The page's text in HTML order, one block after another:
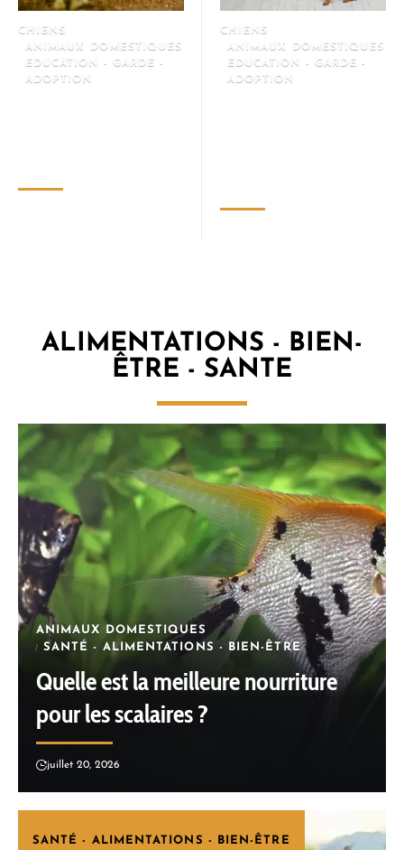
CHIENS
ANIMAUX DOMESTIQUES
EDUCATION - GARDE -
ADOPTION
CHIENS
ANIMAUX DOMESTIQUES
EDUCATION - GARDE -
ADOPTION
ALIMENTATIONS - BIEN-
ÊTRE - SANTE
ANIMAUX DOMESTIQUES
SANTÉ - ALIMENTATIONS - BIEN-ÊTRE
Quelle est la meilleure nourriture
pour les scalaires ?
juillet 20, 2026
SANTÉ - ALIMENTATIONS - BIEN-ÊTRE